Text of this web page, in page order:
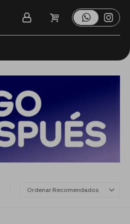
Recomendados